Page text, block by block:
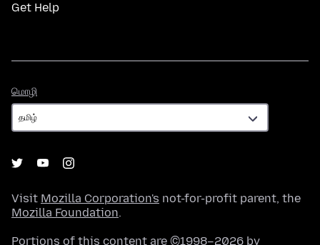
Get Help
மொழி
Visit Mozilla Corporation's not-for-profit parent, the
Mozilla Foundation.
Portions of this content are ©1998–2026 by